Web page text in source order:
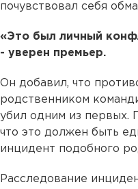
почувствовал себя
«Это был личный
- уверен премьер.
Он добавил, что
родственником
убил одним из первых.
что это должен быть
инцидент подобного
Расследование